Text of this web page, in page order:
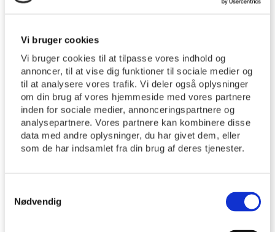
Vi bruger cookies
Vi bruger cookies til at tilpasse vores indhold og
annoncer, til at vise dig funktioner til sociale medier og
til at analysere vores trafik. Vi deler også oplysninger
om din brug af vores hjemmeside med vores partnere
inden for sociale medier, annonceringspartnere og
analysepartnere. Vores partnere kan kombinere disse
data med andre oplysninger, du har givet dem, eller
som de har indsamlet fra din brug af deres tjenester.
Nødvendig
Babysalmesang kl. 10-11.30
Højskoleformiddage